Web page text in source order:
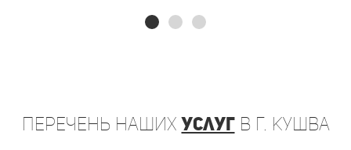
Перечень нашихуслугв г. Кушва